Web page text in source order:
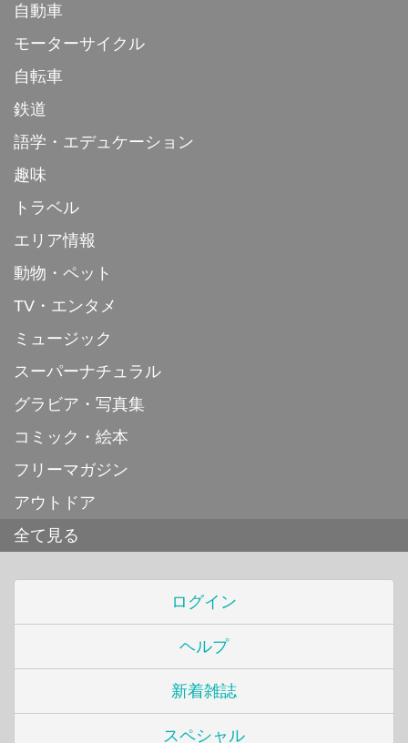
自動車
モーターサイクル
自転車
鉄道
語学・エデュケーション
趣味
トラベル
エリア情報
動物・ペット
TV・エンタメ
ミュージック
スーパーナチュラル
グラビア・写真集
コミック・絵本
フリーマガジン
アウトドア
全て見る
ログイン
ヘルプ
新着雑誌
スペシャル